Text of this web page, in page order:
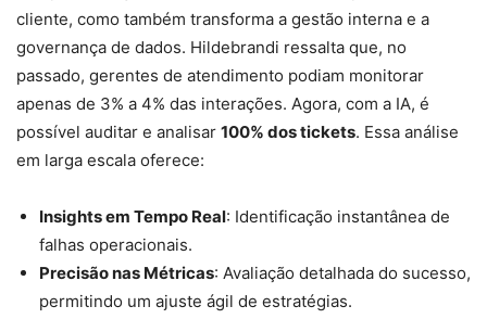
cliente, como também transforma a gestão interna e a
governança de dados. Hildebrandi ressalta que, no
passado, gerentes de atendimento podiam monitorar
apenas de 3% a 4% das interações. Agora, com a IA, é
possível auditar e analisar 100% dos tickets. Essa análise
em larga escala oferece:
Insights em Tempo Real: Identificação instantânea de
falhas operacionais.
Precisão nas Métricas: Avaliação detalhada do sucesso,
permitindo um ajuste ágil de estratégias.